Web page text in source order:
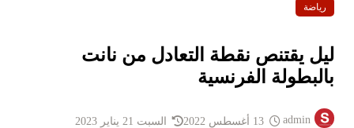
رياضة
ليل يقتنص نقطة التعادل من نانت
بالبطولة الفرنسية
admin السبت 21 يناير 2023